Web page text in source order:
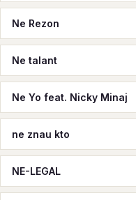
Ne Rezon
Ne talant
Ne Yo feat. Nicky Minaj
ne znau kto
NE-LEGAL